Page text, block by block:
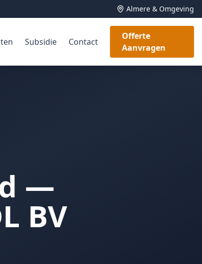
Almere & Omgeving
Subsidie Contact
Offerte
Aanvragen
—
BV